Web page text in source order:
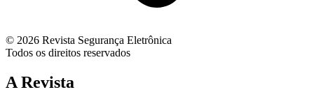
© 2026 Revista Segurança Eletrônica
Todos os direitos reservados
A Revista